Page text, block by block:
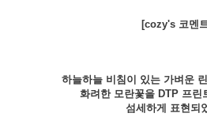
[cozy's 코멘
하늘하늘 비침이 있는 가벼운
화려한 모란꽃을 DTP 프린
섬세하게 표현되